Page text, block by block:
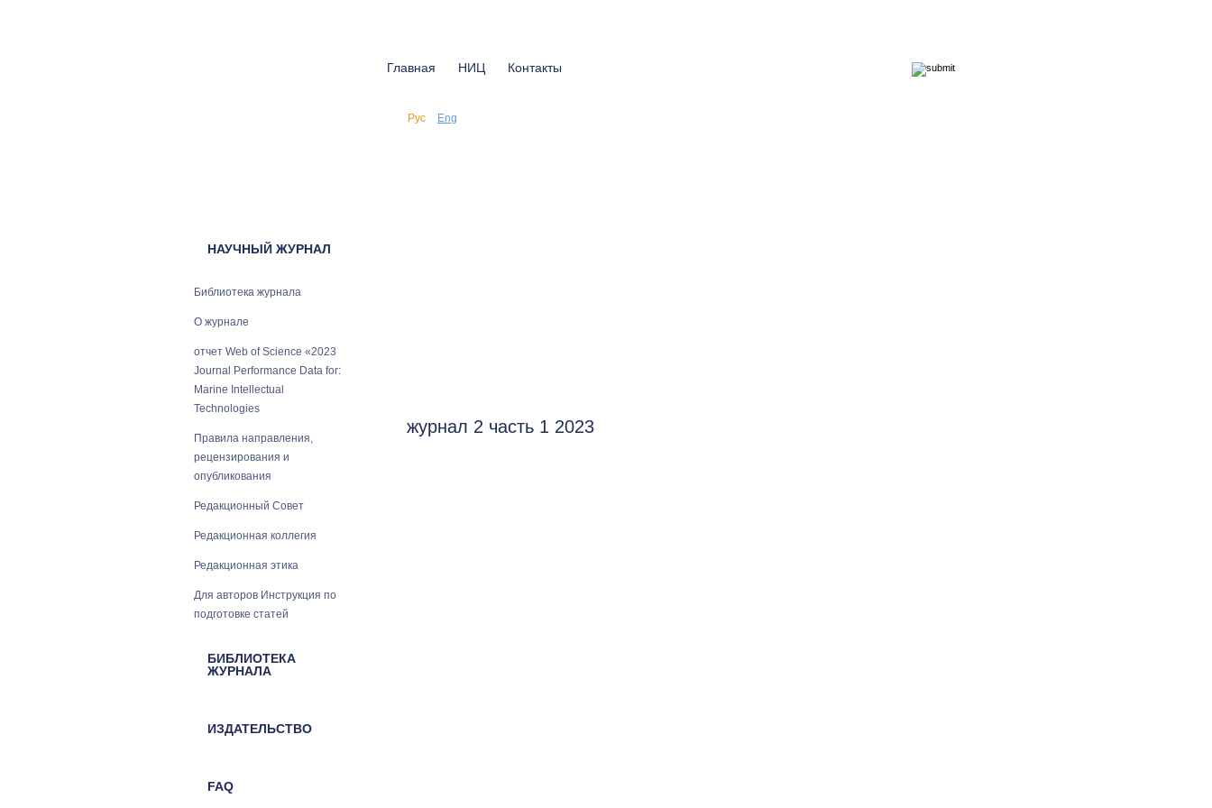
Рус Eng
Главная НИЦ Контакты
НАУЧНЫЙ ЖУРНАЛ
Библиотека журнала
О журнале
отчет Web of Science «2023
Journal Performance Data for:
Marine Intellectual
Technologies
Правила направления,
рецензирования и
опубликования
Редакционный Совет
Редакционная коллегия
Редакционная этика
Для авторов Инструкция по
подготовке статей
БИБЛИОТЕКА
ЖУРНАЛА
ИЗДАТЕЛЬСТВО
FAQ
журнал 2 часть 1 2023